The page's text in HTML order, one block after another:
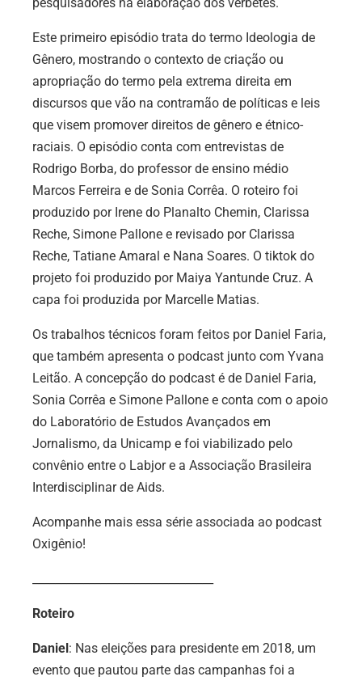
pesquisadores na elaboração dos verbetes.
Este primeiro episódio trata do termo Ideologia de
Gênero, mostrando o contexto de criação ou
apropriação do termo pela extrema direita em
discursos que vão na contramão de políticas e leis
que visem promover direitos de gênero e étnico-
raciais. O episódio conta com entrevistas de
Rodrigo Borba, do professor de ensino médio
Marcos Ferreira e de Sonia Corrêa. O roteiro foi
produzido por Irene do Planalto Chemin, Clarissa
Reche, Simone Pallone e revisado por Clarissa
Reche, Tatiane Amaral e Nana Soares. O tiktok do
projeto foi produzido por Maiya Yantunde Cruz. A
capa foi produzida por Marcelle Matias.
Os trabalhos técnicos foram feitos por Daniel Faria,
que também apresenta o podcast junto com Yvana
Leitão. A concepção do podcast é de Daniel Faria,
Sonia Corrêa e Simone Pallone e conta com o apoio
do Laboratório de Estudos Avançados em
Jornalismo, da Unicamp e foi viabilizado pelo
convênio entre o Labjor e a Associação Brasileira
Interdisciplinar de Aids.
Acompanhe mais essa série associada ao podcast
Oxigênio!
Roteiro
Daniel : Nas eleições para presidente em 2018, um
evento que pautou parte das campanhas foi a